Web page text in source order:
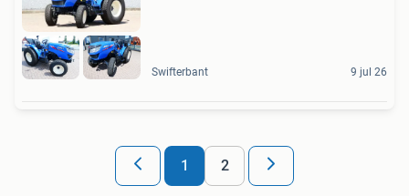
Swifterbant 9 jul 26
1 2